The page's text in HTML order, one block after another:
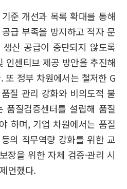
준 개선과 목록 확대를 통해
급 부족을 방지하고 적자 문
산 공급이 중단되지 않도록
인센티브 제공 방안을 추진해
또 정부 차원에서는 철저한 G
질 관리 강화와 비의도적 불
품질검증센터를 설립해 품질
하며, 기업 차원에서는 품질
의 직무역량 강화를 위한 교
장을 위한 자체 검증·관리 시
언했다.